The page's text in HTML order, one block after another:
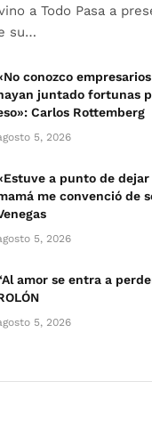
a Todo Pasa a
su…
conozco
juntado fortunas
Carlos Rottemberg
5, 2026
a punto de
me convenció de
5, 2026
amor se entra a
5, 2026